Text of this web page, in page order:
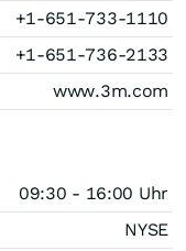
+1-651-733-1110
+1-651-736-2133
www.3m.com
09:30 - 16:00 Uhr
NYSE